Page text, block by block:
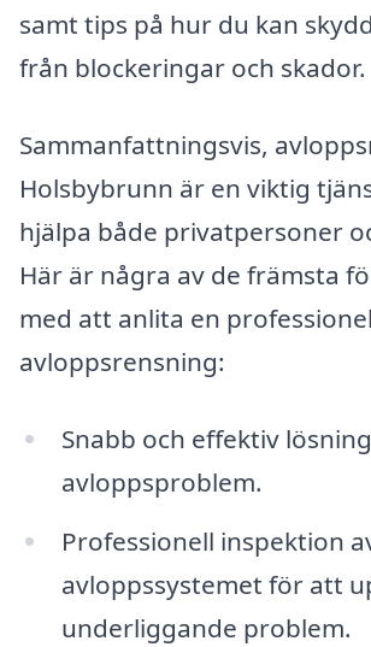
samt tips på hur du kan
från blockeringar och skador.
Sammanfattningsvis,
Holsbybrunn är en viktig
hjälpa både privatpersoner
Här är några av de främsta
med att anlita en
avloppsrensning:
Snabb och effektiv
avloppsproblem.
Professionell inspektion
avloppssystemet för att
underliggande problem.